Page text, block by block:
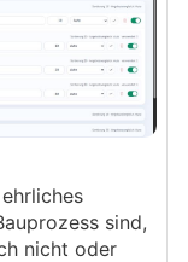
sind,
nicht oder